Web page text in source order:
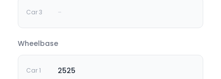
-
Wheelbase
2525